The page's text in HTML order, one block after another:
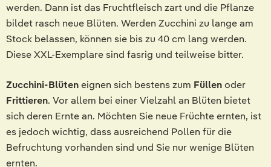
werden. Dann ist das Fruchtfleisch zart und die Pflanze
bildet rasch neue Blüten. Werden Zucchini zu lange am
Stock belassen, können sie bis zu 40 cm lang werden.
Diese XXL-Exemplare sind fasrig und teilweise bitter.
Zucchini-Blüteneignen sich bestens zum Füllenoder
Frittieren. Vor allem bei einer Vielzahl an Blüten bietet
sich deren Ernte an. Möchten Sie neue Früchte ernten, ist
es jedoch wichtig, dass ausreichend Pollen für die
Befruchtung vorhanden sind und Sie nur wenige Blüten
ernten.